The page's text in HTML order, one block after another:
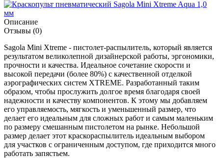
Описание
Отзывы (0)
Sagola Mini Xtreme - пистолет-распылитель, который является
результатом великолепной дизайнерской работы, эргономики,
прочности и качества. Идеальное сочетание скорости и
высокой передачи (более 80%) с качественной отделкой
аэрографических систем XTREME. Разработанный таким
образом, чтобы прослужить долгое время благодаря своей
надежности и качеству компонентов. К этому мы добавляем
его управляемость, мягкость и уменьшенный размер, что
делает его идеальным для сложных работ и самым маленьким
по размеру смешанным пистолетом на рынке. Небольшой
размер делает этот краскораспылитель идеальным выбором
для участков с ограниченным доступом, где приходится много
работать запястьем.